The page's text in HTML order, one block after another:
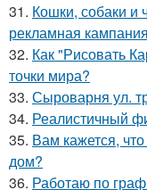
31. Кошки, собаки и
рекламная
32. Как "Рисовать
точки мира?
33. Сыроварня ул.
34. Реалистичный
35. Вам кажется,
дом?
36. Работаю по